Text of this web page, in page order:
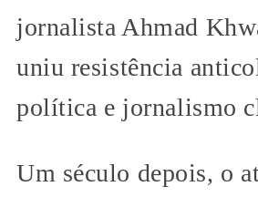
jornalista Ahmad
uniu resistência
política e jornalismo
Um século depois, o